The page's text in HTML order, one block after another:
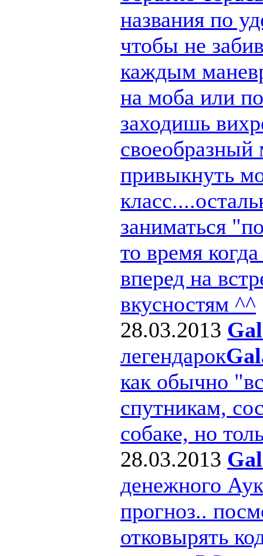
названия по
чтобы не
каждым
на моба или
заходишь
своеобразный
привыкнуть
заниматься
то время
вперед на
вкусностям ^^
28.03.2013
легендарок
как обычно
спутникам,
собаке, но
28.03.2013
денежного
прогноз..
отковырять